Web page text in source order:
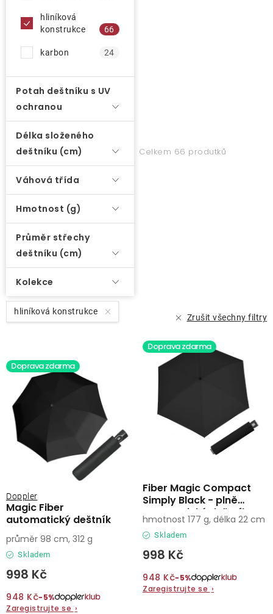
O nás
Kontakty
hliníková
konstrukce
66
karbon 24
Potah deštníku s UV
ochranou
Délka složeného
deštníku (cm)
Váhová třída
Hmotnost (g)
Průměr střechy
deštníku (cm)
Kolekce
Celkem 66 produtků
hliníková konstrukce
Zrušit všechny filtry
Doprava zdarma
Magic Fiber
automatický deštník
Doppler
Skladem
998 Kč
948 Kč−5%
Zaregistrujte se ›
průměr 98 cm, 312 g
Doprava zdarma
Fiber Magic Compact
Simply Black - plně
automatický deštník
Skladem
998 Kč
948 Kč−5%
Zaregistrujte se ›
hmotnost 177 g, délka 22 cm